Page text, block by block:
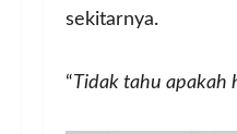
sekitarnya.
“Tidak tahu apakah